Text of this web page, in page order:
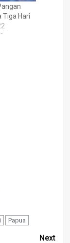
Tiga Hari
Papua
Next